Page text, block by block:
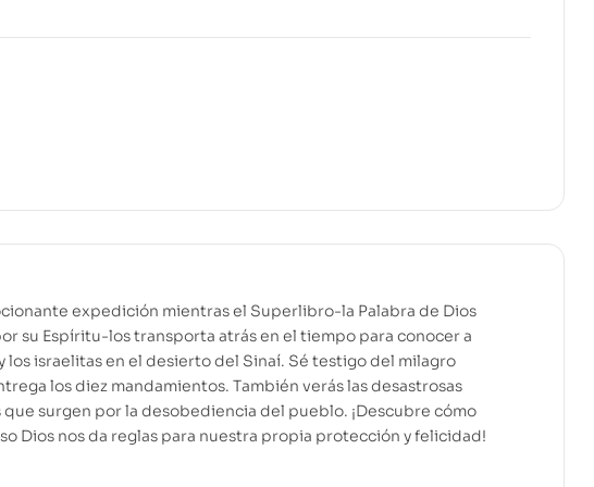
expedición mientras el Superlibro-la Palabra de Dios
su Espíritu-los transporta atrás en el tiempo para conocer a
los israelitas en el desierto del Sinaí. Sé testigo del milagro
los diez mandamientos. También verás las desastrosas
que surgen por la desobediencia del pueblo. ¡Descubre cómo
Dios nos da reglas para nuestra propia protección y felicidad!